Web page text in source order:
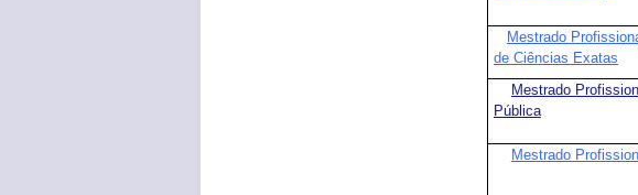
Mestrado
de Ciências Exatas
Mestrado
Pública
Mestrado